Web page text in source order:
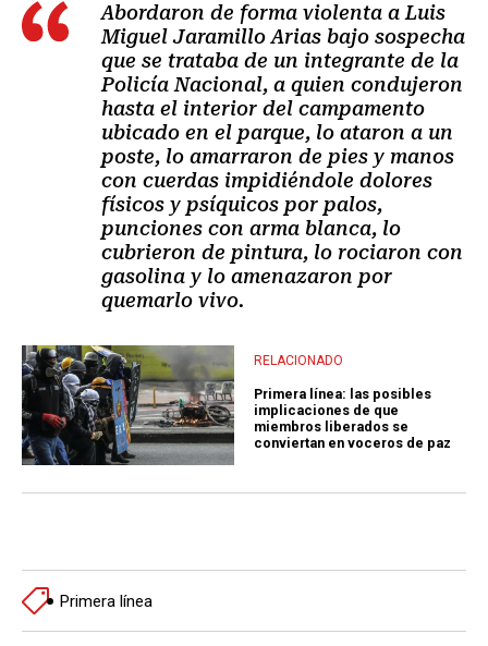
Abordaron de forma violenta a Luis
Miguel Jaramillo Arias bajo sospecha
que se trataba de un integrante de la
Policía Nacional, a quien condujeron
hasta el interior del campamento
ubicado en el parque, lo ataron a un
poste, lo amarraron de pies y manos
con cuerdas impidiéndole dolores
físicos y psíquicos por palos,
punciones con arma blanca, lo
cubrieron de pintura, lo rociaron con
gasolina y lo amenazaron por
quemarlo vivo.
RELACIONADO
Primera línea: las posibles
implicaciones de que
miembros liberados se
conviertan en voceros de paz
Primera línea